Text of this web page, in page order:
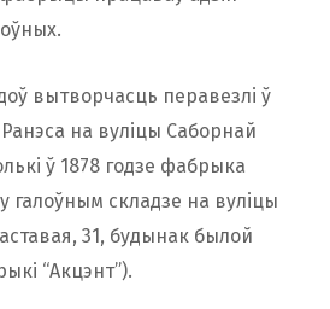
вытворчасць перавезлі ў
на вуліцы Саборнай
ў 1878 годзе фабрыка
галоўным складзе на вуліцы
31, будынак былой
“Акцэнт”).